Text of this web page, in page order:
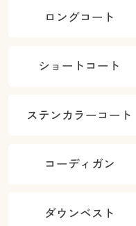
ロングコート
ショートコート
ステンカラーコート
コーディガン
ダウンベスト